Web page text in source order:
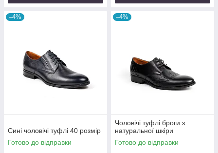
–4%
Сині чоловічі туфлі 40 розмір
Готово до відправки
–4%
Чоловічі туфлі броги з
натуральної шкіри
Готово до відправки